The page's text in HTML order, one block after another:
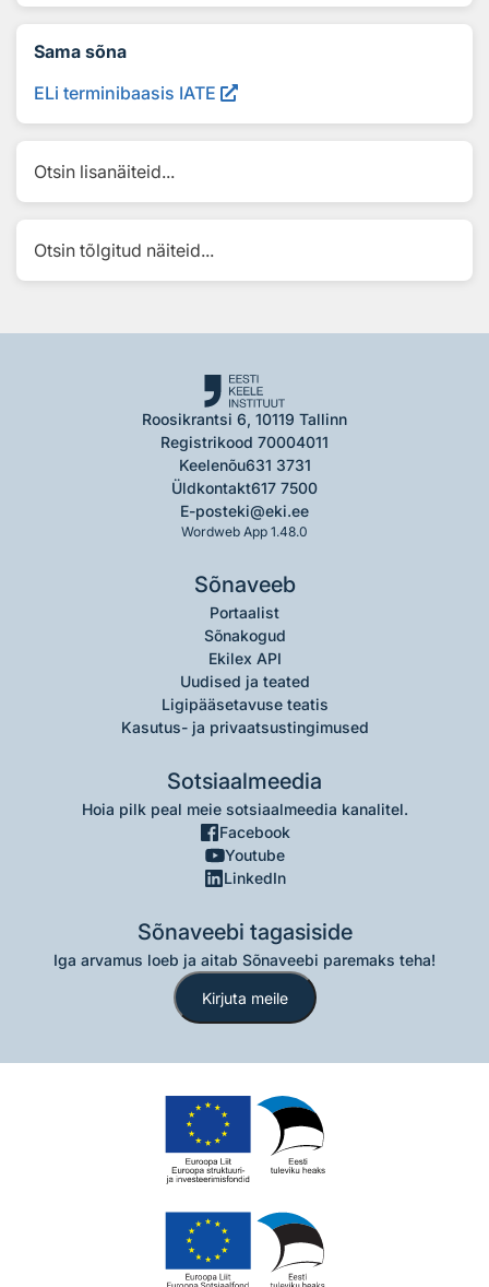
Sama sõna
ELi terminibaasis IATE
Otsin lisanäiteid...
Otsin tõlgitud näiteid...
Roosikrantsi 6, 10119 Tallinn
Registrikood 70004011
Keelenõu631 3731
Üldkontakt617 7500
E-posteki@eki.ee
Wordweb App 1.48.0
Sõnaveeb
Portaalist
Sõnakogud
Ekilex API
Uudised ja teated
Ligipääsetavuse teatis
Kasutus- ja privaatsustingimused
Sotsiaalmeedia
Hoia pilk peal meie sotsiaalmeedia kanalitel.
Facebook
Youtube
LinkedIn
Sõnaveebi tagasiside
Iga arvamus loeb ja aitab Sõnaveebi paremaks teha!
Kirjuta meile